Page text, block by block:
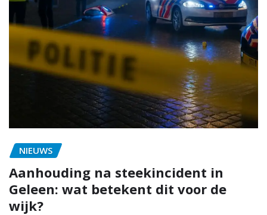
NIEUWS
Aanhouding na steekincident in
Geleen: wat betekent dit voor de
wijk?